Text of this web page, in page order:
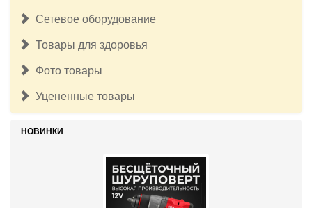
Сетевое оборудование
Товары для здоровья
Фото товары
Уцененные товары
НОВИНКИ